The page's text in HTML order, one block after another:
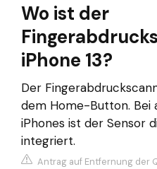
Wo ist der
iPhone 13?
Der
dem Home-Button. Bei
iPhones ist der Sensor
integriert.
Antrag auf Entfernung der